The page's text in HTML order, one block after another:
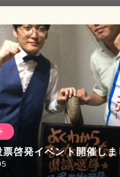
票啓発イベント開催し